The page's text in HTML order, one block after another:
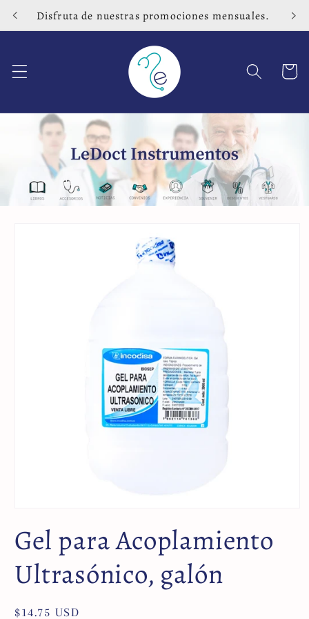
directamente
al contenido
Disfruta de nuestras promociones mensuales.
Carrito
Gel para Acoplamiento
Ultrasónico, galón
Precio
$14.75 USD